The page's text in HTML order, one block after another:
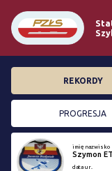
REKORDY
PROGRESJA
imię nazwisko
Szymon
data ur.